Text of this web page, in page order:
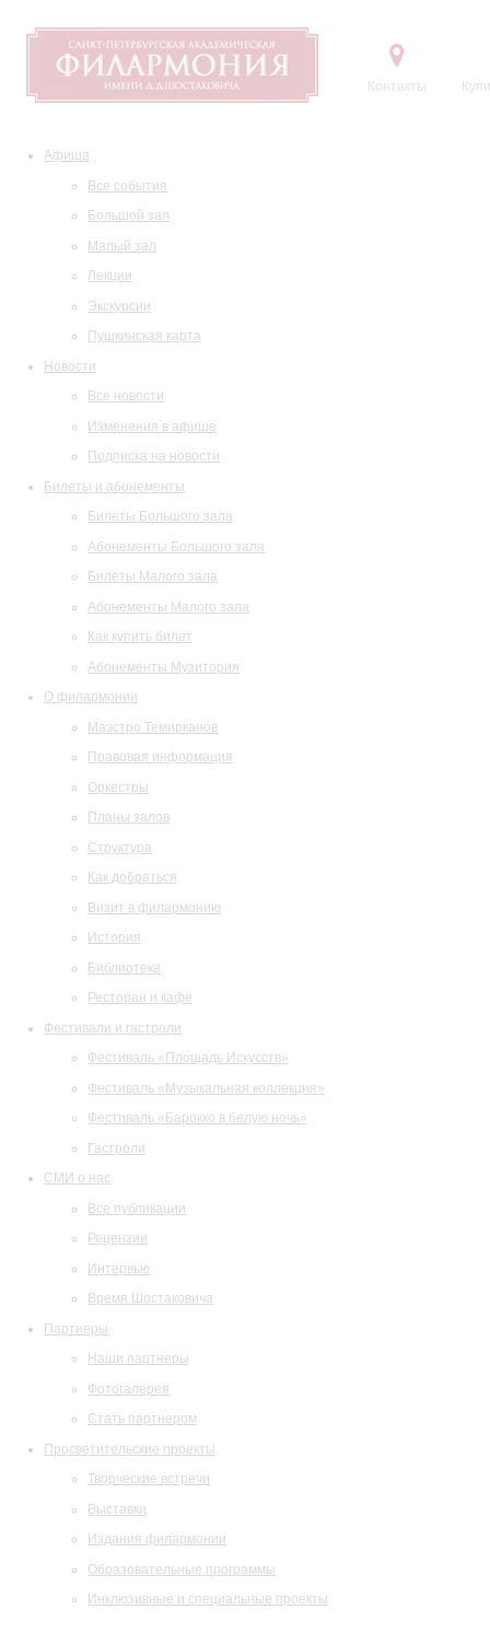
Контакты
Афиша
Все события
Большой зал
Малый зал
Лекции
Экскурсии
Пушкинская карта
Новости
Все новости
Изменения в афише
Подписка на новости
Билеты и абонементы
Билеты Большого зала
Абонементы Большого зала
Билеты Малого зала
Абонементы Малого зала
Как купить билет
Абонементы Музитория
О филармонии
Маэстро Темирканов
Правовая информация
Оркестры
Планы залов
Структура
Как добраться
Визит в филармонию
История
Библиотека
Ресторан и кафе
Фестивали и гастроли
Фестиваль «Площадь Искусств»
Фестиваль «Музыкальная коллекция»
Фестиваль «Барокко в белую ночь»
Гастроли
СМИ о нас
Все публикации
Рецензии
Интервью
Время Шостаковича
Партнеры
Наши партнеры
Фотогалерея
Стать партнером
Просветительские проекты
Творческие встречи
Выставки
Издания филармонии
Образовательные программы
Инклюзивные и специальные проекты